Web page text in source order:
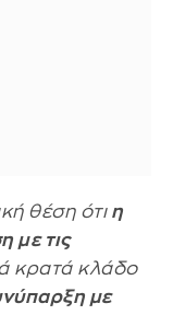
θέση ότιη
με τις
κρατά κλάδο
με